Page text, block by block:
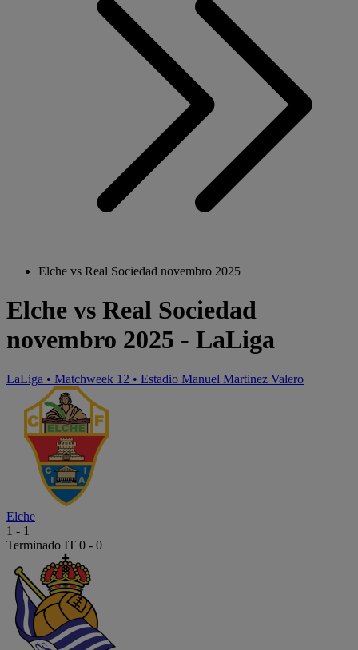
Elche vs Real Sociedad novembro 2025
Elche vs Real Sociedad
novembro 2025 - LaLiga
LaLiga • Matchweek 12 • Estadio Manuel Martinez Valero
Elche
1 - 1
Terminado IT 0 - 0